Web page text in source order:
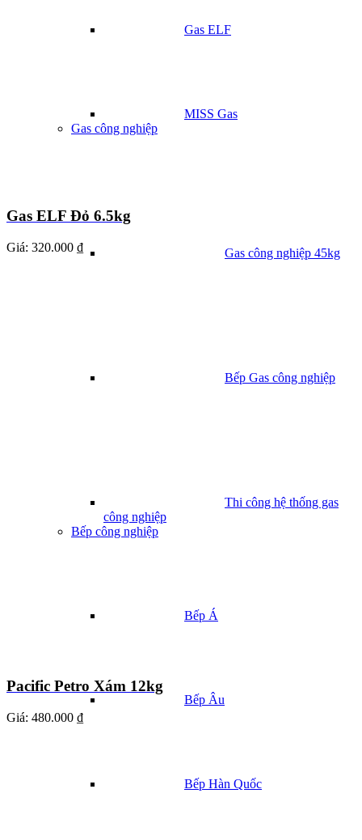
Gas ELF
MISS Gas
Gas công nghiệp
Gas công nghiệp 45kg
Bếp Gas công nghiệp
Thi công hệ thống gas
công nghiệp
Bếp công nghiệp
Bếp Á
Bếp Âu
Bếp Hàn Quốc
Gas ELF Đỏ 6.5kg
Giá: 320.000 ₫
Pacific Petro Xám 12kg
Giá: 480.000 ₫